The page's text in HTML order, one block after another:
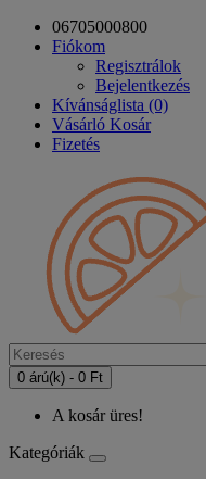
06705000800
Fiókom
Regisztrálok
Bejelentkezés
Kívánságlista (0)
Vásárló Kosár
Fizetés
0 árú(k) - 0 Ft
A kosár üres!
Kategóriák